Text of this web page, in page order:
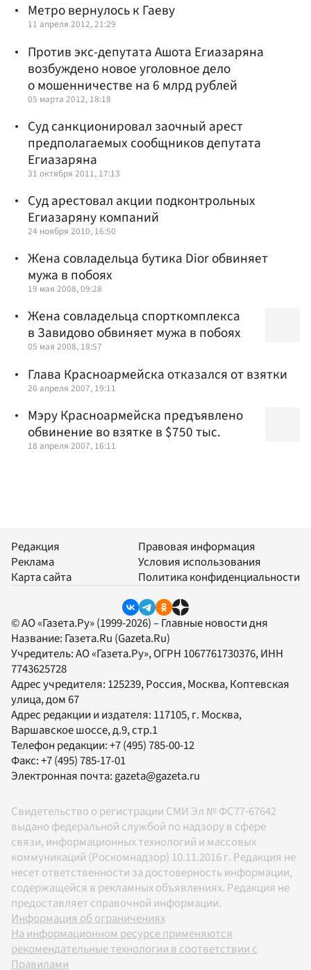
Метро вернулось к Гаеву
11 апреля 2012, 21:29
Против экс-депутата Ашота Егиазаряна
возбуждено новое уголовное дело
о мошенничестве на 6 млрд рублей
05 марта 2012, 18:18
Суд санкционировал заочный арест
предполагаемых сообщников депутата
Егиазаряна
31 октября 2011, 17:13
Суд арестовал акции подконтрольных
Егиазаряну компаний
24 ноября 2010, 16:50
Жена совладельца бутика Dior обвиняет
мужа в побоях
19 мая 2008, 09:28
Жена совладельца спорткомплекса
в Завидово обвиняет мужа в побоях
05 мая 2008, 18:57
Глава Красноармейска отказался от взятки
26 апреля 2007, 19:11
Мэру Красноармейска предъявлено
обвинение во взятке в $750 тыс.
18 апреля 2007, 16:11
Редакция
Реклама
Карта сайта
Правовая информация
Условия использования
Политика конфиденциальности
© АО «Газета.Ру» (1999-2026) – Главные новости дня
Название: Газета.Ru (Gazeta.Ru)
Учредитель:АО «Газета.Ру», ОГРН 1067761730376, ИНН
7743625728
Адрес учредителя: 125239, Россия, Москва, Коптевская
улица, дом 67
Адрес редакции и издателя: 117105, г. Москва,
Варшавское шоссе, д.9, стр.1
Телефон редакции:+7 (495) 785-00-12
Факс:+7 (495) 785-17-01
Электронная почта:gazeta@gazeta.ru
Свидетельство о регистрации СМИ Эл № ФС77-67642
выдано федеральной службой по надзору в сфере
связи, информационных технологий и массовых
коммуникаций (Роскомнадзор) 10.11.2016 г. Редакция не
несет ответственности за достоверность информации,
содержащейся в рекламных объявлениях. Редакция не
предоставляет справочной информации.
Информация об ограничениях
На информационном ресурсе применяются
рекомендательные технологии в соответствии с
Правилами